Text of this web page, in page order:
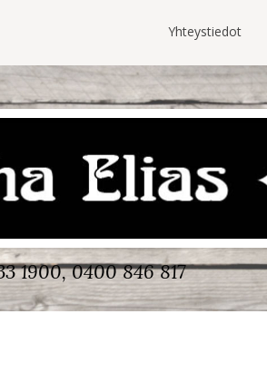
Yhteystiedot
1900, 0400 846 817